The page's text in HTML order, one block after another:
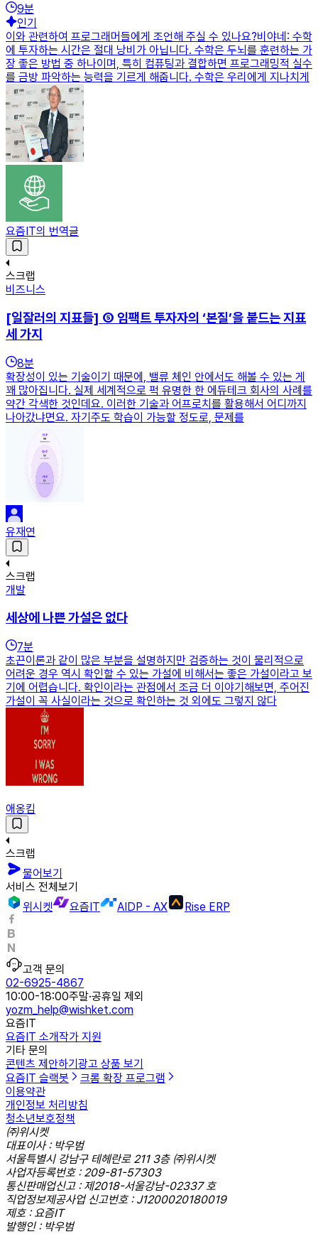
9분
인기
이와 관련하여 프로그래머들에게 조언해 주실 수 있나요?비야네: 수학
에 투자하는 시간은 절대 낭비가 아닙니다. 수학은 두뇌를 훈련하는 가
장 좋은 방법 중 하나이며, 특히 컴퓨팅과 결합하면 프로그래밍적 실수
를 금방 파악하는 능력을 기르게 해줍니다. 수학은 우리에게 지나치게
요즘IT의 번역글
스크랩
비즈니스
[일잘러의 지표들] ⑤ 임팩트 투자자의 ‘본질’을 붙드는 지표
세 가지
8분
확장성이 있는 기술이기 때문에, 밸류 체인 안에서도 해볼 수 있는 게
꽤 많아집니다. 실제 세계적으로 퍽 유명한 한 에듀테크 회사의 사례를
약간 각색한 것인데요. 이러한 기술과 어프로치를 활용해서 어디까지
나아갔냐면요. 자기주도 학습이 가능할 정도로, 문제를
유재연
스크랩
개발
세상에 나쁜 가설은 없다
7분
초끈이론과 같이 많은 부분을 설명하지만 검증하는 것이 물리적으로
어려운 경우 역시 확인할 수 있는 가설에 비해서는 좋은 가설이라고 보
기에 어렵습니다. 확인이라는 관점에서 조금 더 이야기해보면, 주어진
가설이 꼭 사실이라는 것으로 확인하는 것 외에도 그렇지 않다
애옹킴
스크랩
물어보기
서비스 전체보기
위시켓
요즘IT AIDP - AX Rise ERP
고객 문의
02-6925-4867
10:00-18:00주말·공휴일 제외
yozm_help@wishket.com
요즘IT
요즘IT 소개작가 지원
기타 문의
콘텐츠 제안하기 광고 상품 보기
요즘IT 슬랙봇
크롬 확장 프로그램
이용약관
개인정보 처리방침
청소년보호정책
㈜위시켓
대표이사 : 박우범
서울특별시 강남구 테헤란로 211 3층 ㈜위시켓
사업자등록번호 : 209-81-57303
통신판매업신고 : 제2018-서울강남-02337 호
직업정보제공사업 신고번호 : J1200020180019
제호 : 요즘IT
발행인 : 박우범